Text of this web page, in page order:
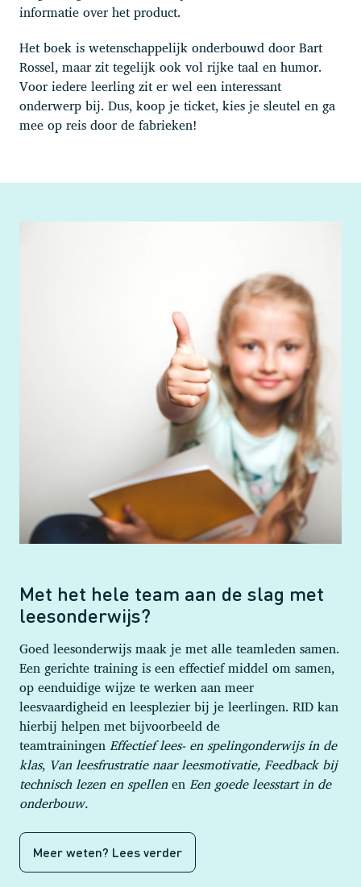
informatie over het product.
Het boek is wetenschappelijk onderbouwd door Bart
Rossel, maar zit tegelijk ook vol rijke taal en humor.
Voor iedere leerling zit er wel een interessant
onderwerp bij. Dus, koop je ticket, kies je sleutel en ga
mee op reis door de fabrieken!
Met het hele team aan de slag met
leesonderwijs?
Goed leesonderwijs maak je met alle teamleden samen.
Een gerichte training is een effectief middel om samen,
op eenduidige wijze te werken aan meer
leesvaardigheid en leesplezier bij je leerlingen. RID kan
hierbij helpen met bijvoorbeeld de
teamtrainingenEffectief lees- en spelingonderwijs in de
klas, Van leesfrustratie naar leesmotivatie, Feedback bij
technisch lezen en spellenenEen goede leesstart in de
onderbouw.
Meer weten? Lees verder